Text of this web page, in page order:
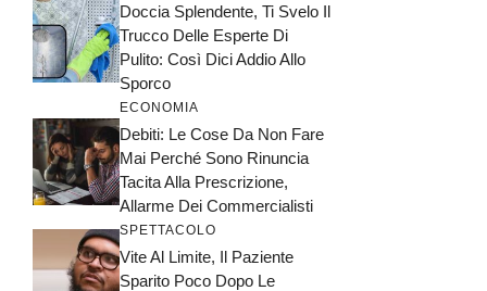
Doccia Splendente, Ti Svelo Il
Trucco Delle Esperte Di
Pulito: Così Dici Addio Allo
Sporco
ECONOMIA
Debiti: Le Cose Da Non Fare
Mai Perché Sono Rinuncia
Tacita Alla Prescrizione,
Allarme Dei Commercialisti
SPETTACOLO
Vite Al Limite, Il Paziente
Sparito Poco Dopo Le